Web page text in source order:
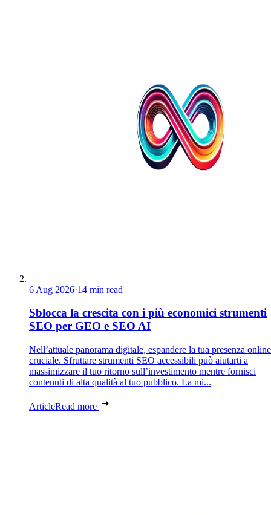
6 Aug 2026·14 min read
Sblocca la crescita con i più economici strumenti
SEO per GEO e SEO AI
Nell’attuale panorama digitale, espandere la tua presenza
cruciale. Sfruttare strumenti SEO accessibili può aiutarti a
massimizzare il tuo ritorno sull’investimento mentre fornisci
contenuti di alta qualità al tuo pubblico. La mi...
ArticleRead more